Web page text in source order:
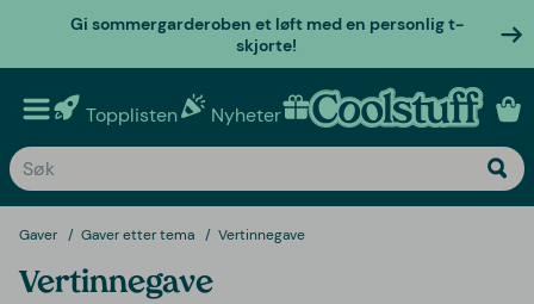
Gi sommergarderoben et løft med en personlig t-
skjorte!
Topplisten Nyheter Personlige gaver
Gaver Gaver etter tema Vertinnegave
Vertinnegave